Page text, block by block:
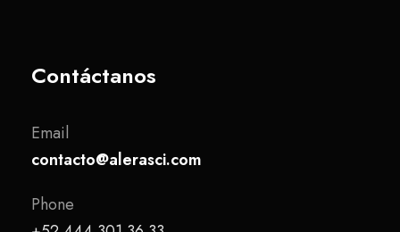
Contáctanos
Email
contacto@alerasci.com
Phone